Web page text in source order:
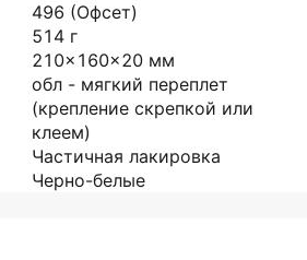
496 (Офсет)
514 г
210x160x20 мм
обл - мягкий переплет
(крепление скрепкой или
клеем)
Частичная лакировка
Черно-белые